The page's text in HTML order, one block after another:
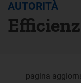
AUTORITÀ
pagina